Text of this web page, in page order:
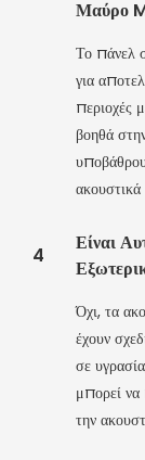
Μαύρο
Το πάνελ
για
περιοχές
βοηθά
4
Είναι
Όχι, τα
έχουν
σε
μπορεί να
την